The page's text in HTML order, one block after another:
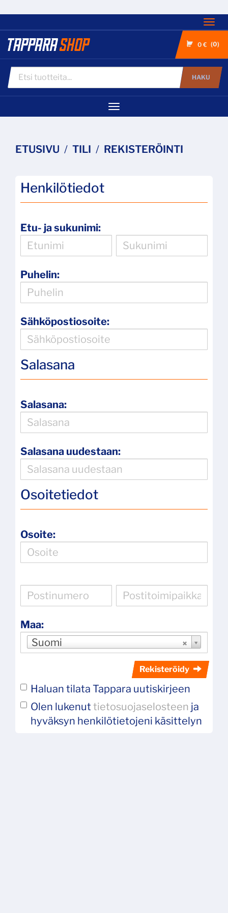
0 € 0
HAKU
Navigaatio
ETUSIVU TILI REKISTERÖINTI
Henkilötiedot
Etu- ja sukunimi:
Puhelin:
Sähköpostiosoite:
Salasana
Salasana:
Salasana uudestaan:
Osoitetiedot
Osoite:
Maa:
Suomi
Rekisteröidy
Haluan tilata Tappara uutiskirjeen
Olen lukenut tietosuojaselosteen ja
hyväksyn henkilötietojeni käsittelyn